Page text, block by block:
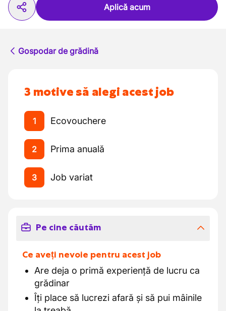
Aplică acum
Gospodar de grădină
3 motive să alegi acest job
1 Ecovouchere
2 Prima anuală
3 Job variat
Pe cine căutăm
Ce aveți nevoie pentru acest job
Are deja o primă experiență de lucru ca
grădinar
Îți place să lucrezi afară și să pui mâinile